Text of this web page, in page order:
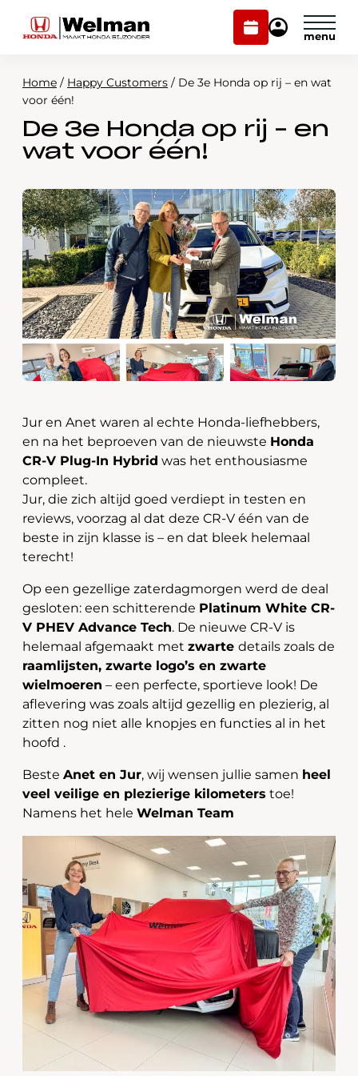
Plan
onderhoud
Mijn
Modellen
Voorraad
Over ons
Webshop
Contact
Plan onderhoud
Home / Happy Customers / De 3e Honda op rij – en wat
voor één!
De 3e Honda op rij – en
wat voor één!
Jur en Anet waren al echte Honda-liefhebbers,
en na het beproeven van de nieuwste Honda
CR-V Plug-In Hybrid was het enthousiasme
compleet.
Jur, die zich altijd goed verdiept in testen en
reviews, voorzag al dat deze CR-V één van de
beste in zijn klasse is – en dat bleek helemaal
terecht!
Op een gezellige zaterdagmorgen werd de deal
gesloten: een schitterende Platinum White CR-
V PHEV Advance Tech. De nieuwe CR-V is
helemaal afgemaakt met zwarte details zoals de
raamlijsten, zwarte logo’s en zwarte
wielmoeren – een perfecte, sportieve look! De
aflevering was zoals altijd gezellig en plezierig, al
zitten nog niet alle knopjes en functies al in het
hoofd .
Beste Anet en Jur, wij wensen jullie samen heel
veel veilige en plezierige kilometers toe!
Namens het hele Welman Team